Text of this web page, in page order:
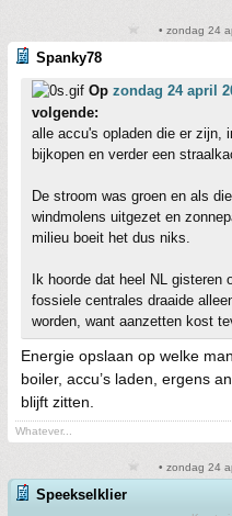
• zondag 24
Spanky78
Op zondag 24 april
volgende:
alle accu's opladen die er zijn,
bijkopen en verder een
De stroom was groen en als
windmolens uitgezet en
milieu boeit het dus niks.
Ik hoorde dat heel NL gisteren
fossiele centrales draaide
worden, want aanzetten kost
Energie opslaan op welke
boiler, accu’s laden, ergens
blijft zitten.
Whatever...
• zondag 24
Speekselklier